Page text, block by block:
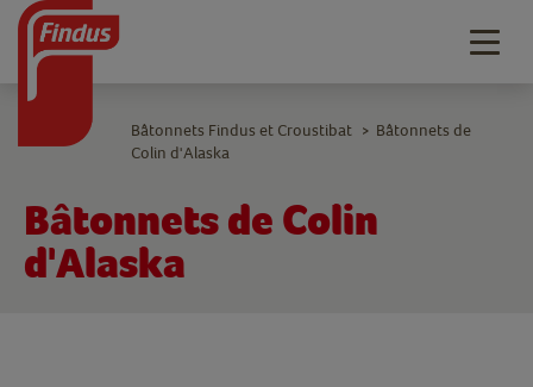
Bâtonnets de Colin
d'Alaska
Bâtonnets Findus et Croustibat > Bâtonnets de
Colin d'Alaska